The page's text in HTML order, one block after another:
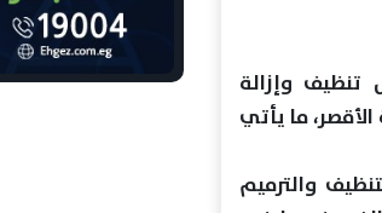
وإزالة
الأقصر، ما يأتي
والترميم